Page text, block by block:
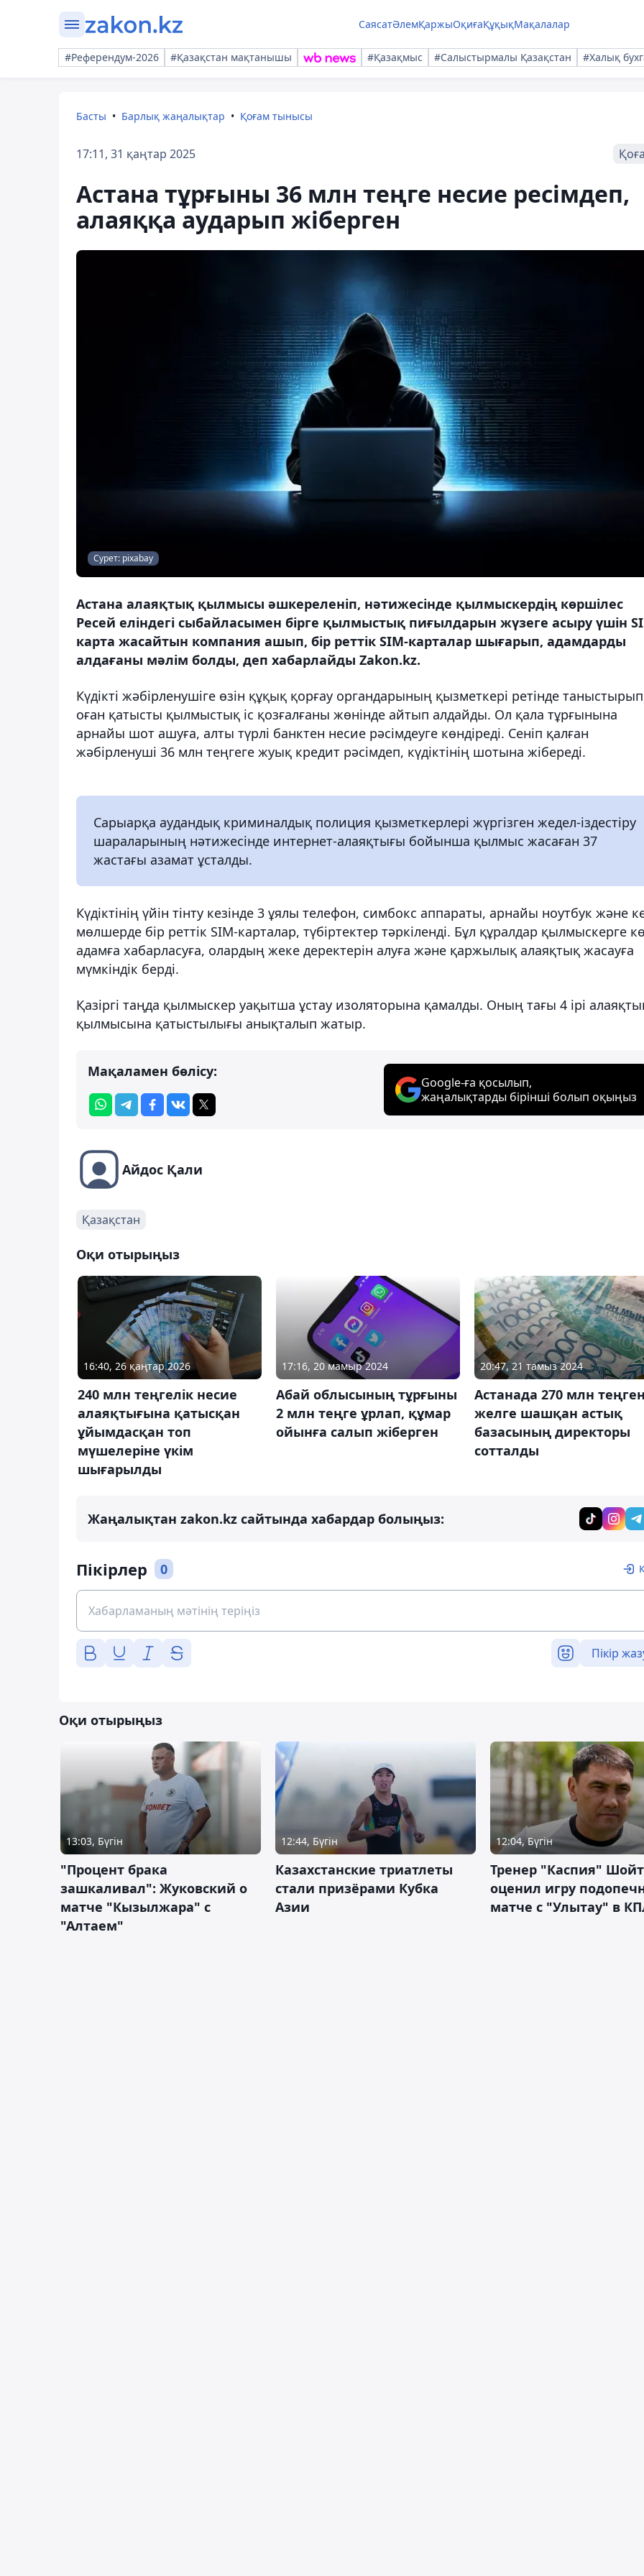
СаясатӘлемҚаржыОқиғаҚұқықМақалалар
#Референдум-2026 #Қазақстан мақтанышы #Қазақмыс #Салыстырмалы Қазақстан #Халық
Басты Барлық жаңалықтар Қоғам тынысы
17:11, 31 қаңтар 2025
Астана тұрғыны 36 млн теңге несие ресімдеп,
алаяққа аударып жіберген
Сурет: pixabay
Астана алаяқтық қылмысы әшкереленіп, нәтижесінде қылмыскердің көршілес
Ресей еліндегі сыбайласымен бірге қылмыстық пиғылдарын жүзеге асыру үшін
карта жасайтын компания ашып, бір реттік SIM-карталар шығарып, адамдарды
алдағаны мәлім болды, деп хабарлайды Zakon.kz.
Күдікті жәбірленушіге өзін құқық қорғау органдарының қызметкері ретінде
оған қатысты қылмыстық іс қозғалғаны жөнінде айтып алдайды. Ол қала тұрғынына
арнайы шот ашуға, алты түрлі банктен несие рәсімдеуге көндіреді. Сеніп қалған
жәбірленуші 36 млн теңгеге жуық кредит рәсімдеп, күдіктінің шотына жібереді.
Сарыарқа аудандық криминалдық полиция қызметкерлері жүргізген жедел-іздестіру
шараларының нәтижесінде интернет-алаяқтығы бойынша қылмыс жасаған 37
жастағы азамат ұсталды.
Күдіктінің үйін тінту кезінде 3 ұялы телефон, симбокс аппараты, арнайы ноутбук және
мөлшерде бір реттік SIM-карталар, түбіртектер тәркіленді. Бұл құралдар қылмыскерге
адамға хабарласуға, олардың жеке деректерін алуға және қаржылық алаяқтық жасауға
мүмкіндік берді.
Қазіргі таңда қылмыскер уақытша ұстау изоляторына қамалды. Оның тағы 4 ірі
қылмысына қатыстылығы анықталып жатыр.
Мақаламен бөлісу:
Google-ға қосылып,
жаңалықтарды бірінші болып оқыңыз
Айдос Қали
Қазақстан
Оқи отырыңыз
16:40, 26 қаңтар 2026
240 млн теңгелік несие
алаяқтығына қатысқан
ұйымдасқан топ
мүшелеріне үкім
шығарылды
17:16, 20 мамыр 2024
Абай облысының тұрғыны
2 млн теңге ұрлап, құмар
ойынға салып жіберген
20:47, 21 тамыз 2024
Астанада 270 млн
желге шашқан астық
базасының директоры
сотталды
Жаңалықтан zakon.kz сайтында хабардар болыңыз:
Пікірлер 0
Пікір
Оқи отырыңыз
13:03, Бүгін
"Процент брака
зашкаливал": Жуковский о
матче "Кызылжара" с
"Алтаем"
12:44, Бүгін
Казахстанские триатлеты
стали призёрами Кубка
Азии
12:04, Бүгін
Тренер "Каспия"
оценил игру
матче с "Улытау" в